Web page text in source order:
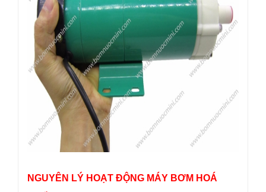
NGUYÊN LÝ HOẠT ĐỘNG MÁY BƠM HOÁ